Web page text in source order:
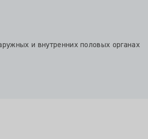
и внутренних половых органах